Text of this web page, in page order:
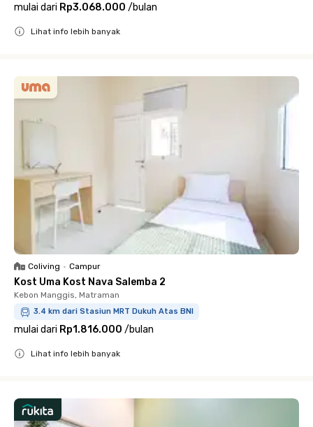
mulai dari Rp3.068.000 /bulan
Lihat info lebih banyak
Coliving • Campur
Kost Uma Kost Nava Salemba 2
Kebon Manggis, Matraman
3.4 km dari Stasiun MRT Dukuh Atas BNI
mulai dari Rp1.816.000 /bulan
Lihat info lebih banyak